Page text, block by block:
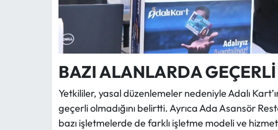
BAZI ALANLARDA
Yetkililer, yasal düzenlemeler nedeniyle Adalı
geçerli olmadığını belirtti. Ayrıca Ada Asansör
bazı işletmelerde de farklı işletme modeli ve